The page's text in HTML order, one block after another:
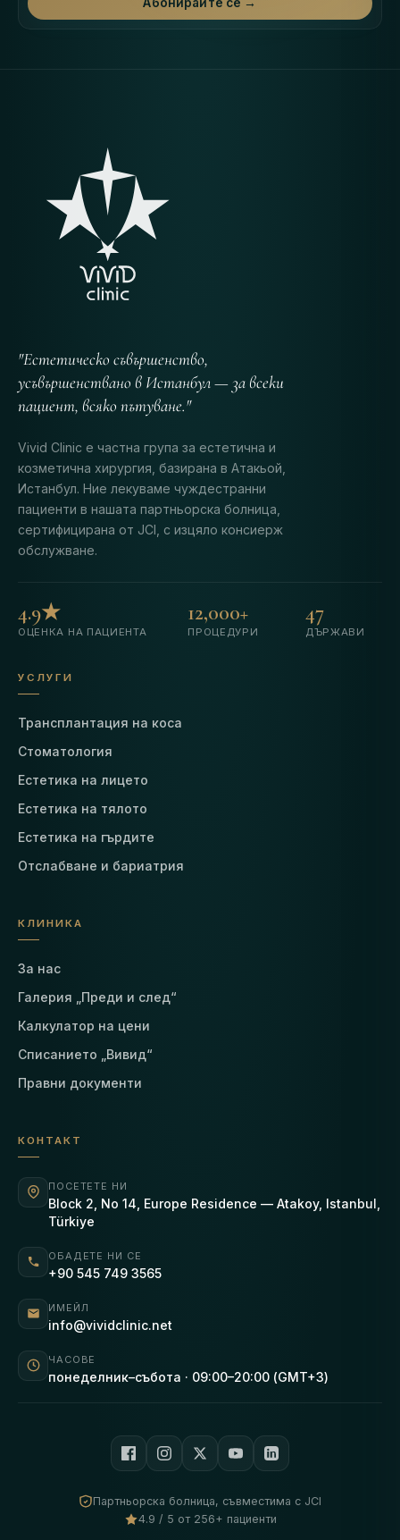
"Естетическо съвършенство,
усъвършенствано в Истанбул — за всеки
пациент, всяко пътуване."
Vivid Clinic е частна група за естетична и
козметична хирургия, базирана в Атакьой,
Истанбул. Ние лекуваме чуждестранни
пациенти в нашата партньорска болница,
сертифицирана от JCI, с изцяло консиерж
обслужване.
4.9★
ОЦЕНКА НА ПАЦИЕНТА
12,000+
ПРОЦЕДУРИ
47
ДЪРЖАВИ
УСЛУГИ
Трансплантация на коса
Стоматология
Естетика на лицето
Естетика на тялото
Естетика на гърдите
Отслабване и бариатрия
КЛИНИКА
За нас
Галерия „Преди и след“
Калкулатор на цени
Списанието „Вивид“
Правни документи
КОНТАКТ
ПОСЕТЕТЕ НИ
Block 2, No 14, Europe Residence — Atakoy, Istanbul,
Türkiye
ОБАДЕТЕ НИ СЕ
+90 545 749 3565
ИМЕЙЛ
info@vividclinic.net
ЧАСОВЕ
понеделник–събота · 09:00–20:00 (GMT+3)
Партньорска болница, съвместима с JCI
4.9 / 5 от 256+ пациенти